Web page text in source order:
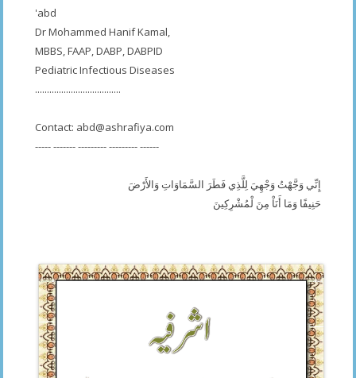
'abd
Dr Mohammed Hanif Kamal,
MBBS, FAAP, DABP, DABPID
Pediatric Infectious Diseases
....................................
Contact: abd@ashrafiya.com
----- ------- --------- --------- ------
إِنِّي وَجَّهْتُ وَجْهِيَ لِلَّذِي فَطَرَ السَّمَاوَاتِ وَالأَرْضَ
حَنِيفًا وَمَا أَنَاْ مِنَ لْمُشْرِكِينَ